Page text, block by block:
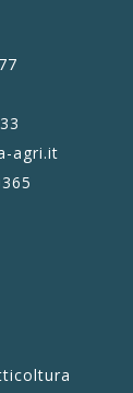
agri.it